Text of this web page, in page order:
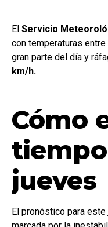
El Servicio
con temperaturas entre
gran parte del día y
km/h.
Cómo
jueves
El pronóstico para este